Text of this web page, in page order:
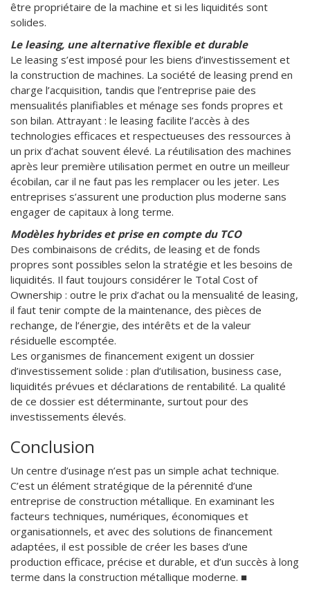
être propriétaire de la machine et si les liquidités sont
solides.
Le leasing, une alternative flexible et durable
Le leasing s’est imposé pour les biens d’investissement et
la construction de machines. La société de leasing prend en
charge l’acquisition, tandis que l’entreprise paie des
mensualités planifiables et ménage ses fonds propres et
son bilan. Attrayant : le leasing facilite l’accès à des
technologies efficaces et respectueuses des ressources à
un prix d’achat souvent élevé. La réutilisation des machines
après leur première utilisation permet en outre un meilleur
écobilan, car il ne faut pas les remplacer ou les jeter. Les
entreprises s’assurent une production plus moderne sans
engager de capitaux à long terme.
Modèles hybrides et prise en compte du TCO
Des combinaisons de crédits, de leasing et de fonds
propres sont possibles selon la stratégie et les besoins de
liquidités. Il faut toujours considérer le Total Cost of
Ownership : outre le prix d’achat ou la mensualité de leasing,
il faut tenir compte de la maintenance, des pièces de
rechange, de l’énergie, des intérêts et de la valeur
résiduelle escomptée.
Les organismes de financement exigent un dossier
d’investissement solide : plan d’utilisation, business case,
liquidités prévues et déclarations de rentabilité. La qualité
de ce dossier est déterminante, surtout pour des
investissements élevés.
Conclusion
Un centre d’usinage n’est pas un simple achat technique.
C’est un élément stratégique de la pérennité d’une
entreprise de construction métallique. En examinant les
facteurs techniques, numériques, économiques et
organisationnels, et avec des solutions de financement
adaptées, il est possible de créer les bases d’une
production efficace, précise et durable, et d’un succès à long
terme dans la construction métallique moderne. ■